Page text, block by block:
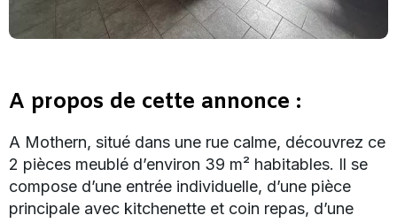
A propos de cette annonce :
A Mothern, situé dans une rue calme, découvrez ce
2 pièces meublé d’environ 39 m² habitables. Il se
compose d’une entrée individuelle, d’une pièce
principale avec kitchenette et coin repas, d’une